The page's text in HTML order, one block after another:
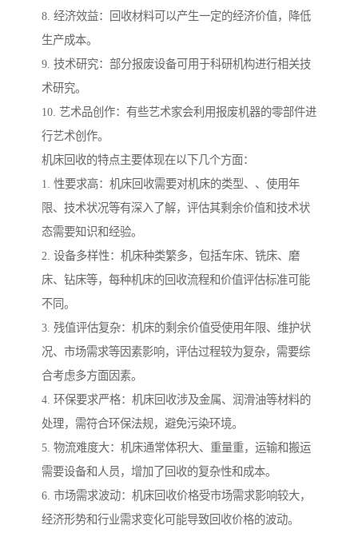
8. 经济效益：回收材料可以产生一定的经济价值，降低
生产成本。
9. 技术研究：部分报废设备可用于科研机构进行相关技
术研究。
10. 艺术品创作：有些艺术家会利用报废机器的零部件进
行艺术创作。
机床回收的特点主要体现在以下几个方面：
1. 性要求高：机床回收需要对机床的类型、、使用年
限、技术状况等有深入了解，评估其剩余价值和技术状
态需要知识和经验。
2. 设备多样性：机床种类繁多，包括车床、铣床、磨
床、钻床等，每种机床的回收流程和价值评估标准可能
不同。
3. 残值评估复杂：机床的剩余价值受使用年限、维护状
况、市场需求等因素影响，评估过程较为复杂，需要综
合考虑多方面因素。
4. 环保要求严格：机床回收涉及金属、润滑油等材料的
处理，需符合环保法规，避免污染环境。
5. 物流难度大：机床通常体积大、重量重，运输和搬运
需要设备和人员，增加了回收的复杂性和成本。
6. 市场需求波动：机床回收价格受市场需求影响较大，
经济形势和行业需求变化可能导致回收价格的波动。